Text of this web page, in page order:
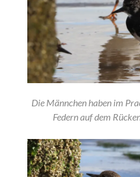
Die Männchen haben im
Federn auf dem